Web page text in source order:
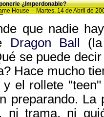
¿Imperdonable?
House -- Martes, 14 de Abril de
que nadie
Dragon Ball
se puede
Hace mucho
y el rollete
preparando.
ni trama, ni